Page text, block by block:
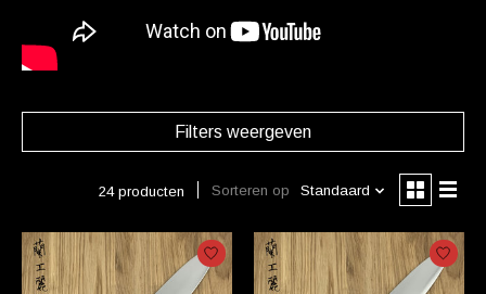
Filters weergeven
24 producten Sorteren op Standaard